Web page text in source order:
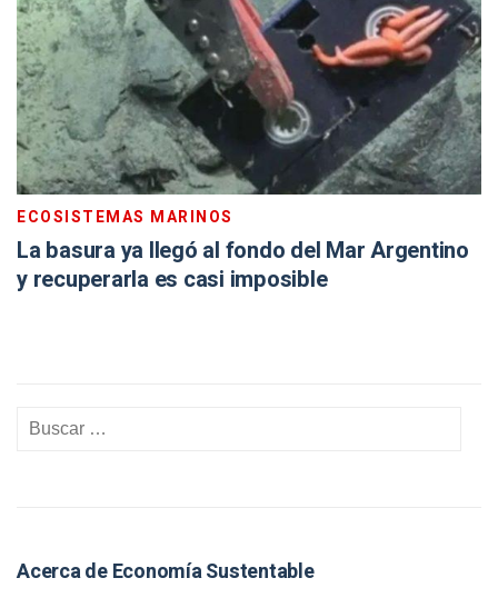
ECOSISTEMAS MARINOS
La basura ya llegó al fondo del Mar Argentino
y recuperarla es casi imposible
Acerca de Economía Sustentable